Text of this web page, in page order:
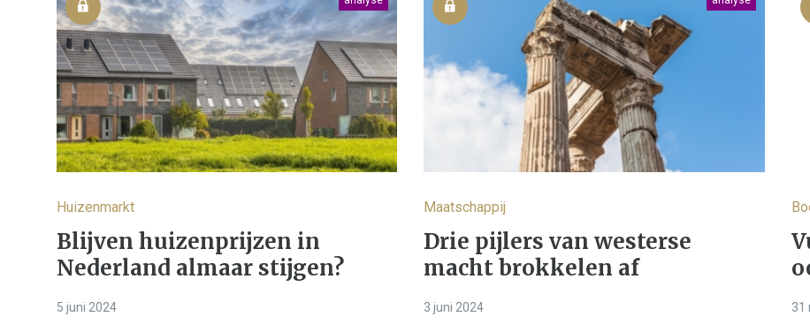
Huizenmarkt
Blijven huizenprijzen in
Nederland almaar stijgen?
5 juni 2024
Maatschappij
Drie pijlers van westerse
macht brokkelen af
3 juni 2024 31